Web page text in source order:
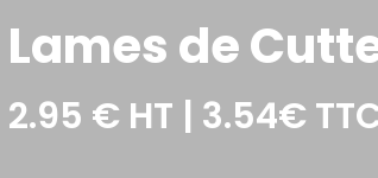
Lames de
2.95 € HT | 3.54€